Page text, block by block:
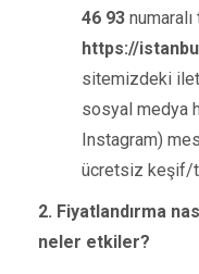
46 93
https://
sitemizdeki
sosyal medya
Instagram)
ücretsiz keşif/
2. Fiyatlandırma
neler etkiler?